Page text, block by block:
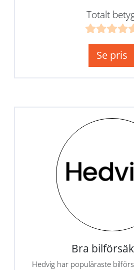
Totalt
Se pris
Bra
Hedvig har populäraste